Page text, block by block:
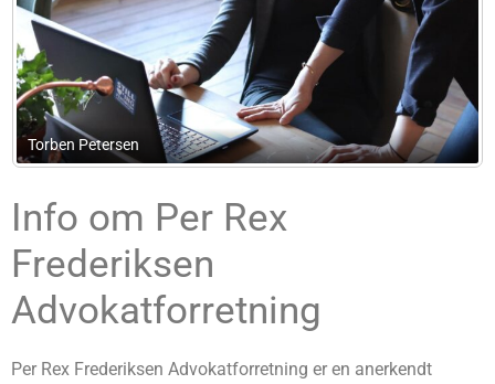
Stig Pedersen Consult
Info om Per Rex
Frederiksen
Advokatforretning
Per Rex Frederiksen Advokatforretning er en anerkendt